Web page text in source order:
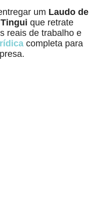
um Laudo de
que retrate
reais de trabalho e
completa para